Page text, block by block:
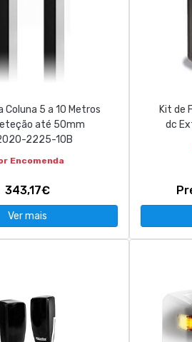
Coluna 5 a 10 Metros
até 50mm
2225-10B
Encomenda
343,17€
Ver mais
Kit de
dc